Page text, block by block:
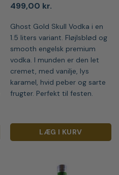
499,00 kr.
Ghost Gold Skull Vodka i en
1.5 liters variant. Fløjlsblød og
smooth engelsk premium
vodka. I munden er den let
cremet, med vanilje, lys
karamel, hvid peber og sarte
frugter. Perfekt til festen.
LÆG I KURV